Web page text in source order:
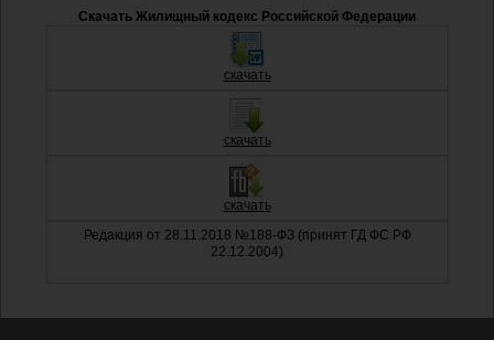
Скачать Жилищный кодекс Российской Федерации
скачать
скачать
скачать
Редакция от 28.11.2018 №188-ФЗ (принят ГД ФС РФ
22.12.2004)